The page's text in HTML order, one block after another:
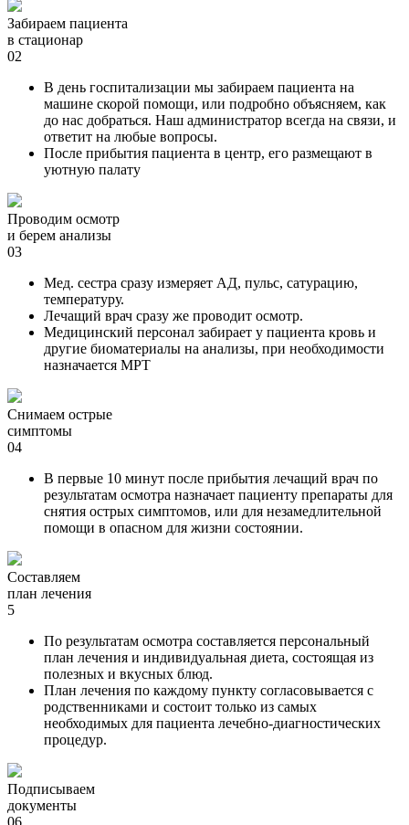
Забираем пациента
в стационар
02
В день госпитализации мы забираем пациента на
машине скорой помощи, или подробно объясняем, как
до нас добраться. Наш администратор всегда на связи, и
ответит на любые вопросы.
После прибытия пациента в центр, его размещают в
уютную палату
Проводим осмотр
и берем анализы
03
Мед. сестра сразу измеряет АД, пульс, сатурацию,
температуру.
Лечащий врач сразу же проводит осмотр.
Медицинский персонал забирает у пациента кровь и
другие биоматериалы на анализы, при необходимости
назначается МРТ
Снимаем острые
симптомы
04
В первые 10 минут после прибытия лечащий врач по
результатам осмотра назначает пациенту препараты для
снятия острых симптомов, или для незамедлительной
помощи в опасном для жизни состоянии.
Составляем
план лечения
5
По результатам осмотра составляется персональный
план лечения и индивидуальная диета, состоящая из
полезных и вкусных блюд.
План лечения по каждому пункту согласовывается с
родственниками и состоит только из самых
необходимых для пациента лечебно-диагностических
процедур.
Подписываем
документы